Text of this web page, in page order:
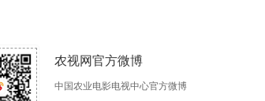
农视网官方微博
中国农业电影电视中心官方微博